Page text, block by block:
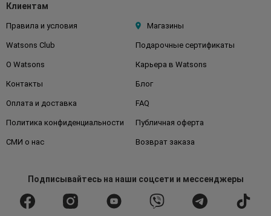
Клиентам
Правила и условия Магазины
Watsons Club Подарочные сертификаты
О Watsons Карьера в Watsons
Контакты Блог
Оплата и доставка FAQ
Политика конфиденциальности Публичная оферта
СМИ о нас Возврат заказа
Подписывайтесьна наши соцсети и мессенджеры